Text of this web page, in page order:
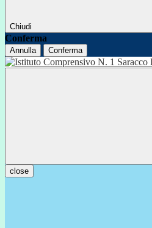
Chiudi
Conferma
Annulla Conferma
close